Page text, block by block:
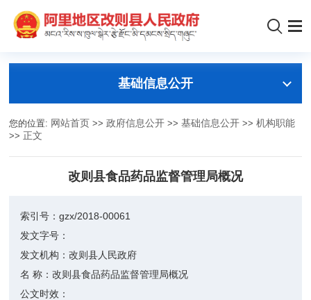
基础信息公开
您的位置: 网站首页 >>政府信息公开 >>基础信息公开 >>机构职能
>> 正文
改则县食品药品监督管理局概况
索引号：gzx/2018-00061
发文字号：
发文机构：改则县人民政府
名 称：改则县食品药品监督管理局概况
公文时效：